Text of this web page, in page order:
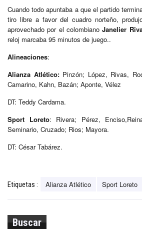
Cuando todo apuntaba a que el partido
tiro libre a favor del cuadro norteño,
aprovechado por el colombianoJanelier
reloj marcaba 95 minutos de juego..
Alineaciones:
Alianza Atlético:Pinzón; López, Rivas,
Camarino, Kahn, Bazán; Aponte, Vélez
DT: Teddy Cardama.
Sport Loreto: Rivera; Pérez,
Seminario, Cruzado; Rios; Mayora.
DT: César Tabárez.
Etiquetas : Alianza Atlético Sport Loreto
Buscar